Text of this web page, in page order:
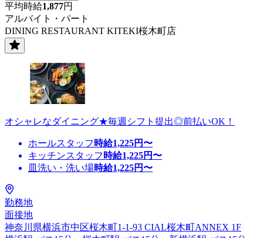
平均時給1,877円
アルバイト・パート
DINING RESTAURANT KITEKI桜木町店
オシャレなダイニング★毎週シフト提出◎前払いOK！
ホールスタッフ 時給1,225円〜
キッチンスタッフ 時給1,225円〜
皿洗い・洗い場時給1,225円〜
勤務地
面接地
神奈川県横浜市中区桜木町1-1-93 CIAL桜木町ANNEX 1F